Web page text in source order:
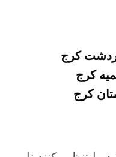
کرج
کرج
کرج